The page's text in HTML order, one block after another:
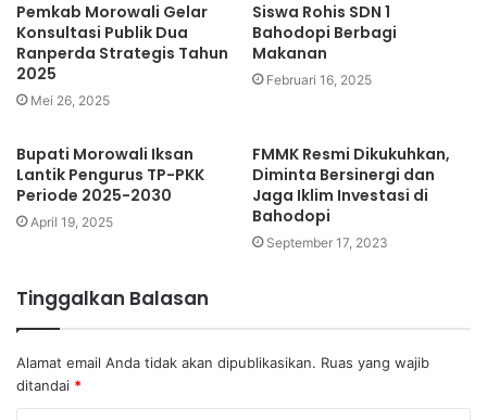
Pemkab Morowali Gelar
Konsultasi Publik Dua
Ranperda Strategis Tahun
2025
Mei 26, 2025
Siswa Rohis SDN 1
Bahodopi Berbagi
Makanan
Februari 16, 2025
Bupati Morowali Iksan
Lantik Pengurus TP-PKK
Periode 2025-2030
April 19, 2025
FMMK Resmi Dikukuhkan,
Diminta Bersinergi dan
Jaga Iklim Investasi di
Bahodopi
September 17, 2023
Tinggalkan Balasan
Alamat email Anda tidak akan dipublikasikan. Ruas yang wajib
ditandai *